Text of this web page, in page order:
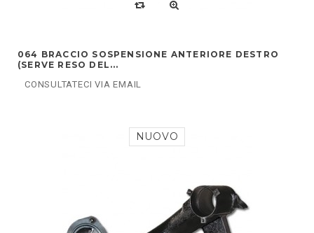
064 BRACCIO SOSPENSIONE ANTERIORE DESTRO
(SERVE RESO DEL...
CONSULTATECI VIA EMAIL
NUOVO